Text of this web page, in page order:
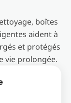
boîtes
aident à
et protégés
vie prolongée.